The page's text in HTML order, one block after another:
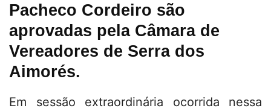
Pacheco Cordeiro são
aprovadas pela Câmara de
Vereadores de Serra dos
Aimorés.
Em sessão extraordinária ocorrida nessa